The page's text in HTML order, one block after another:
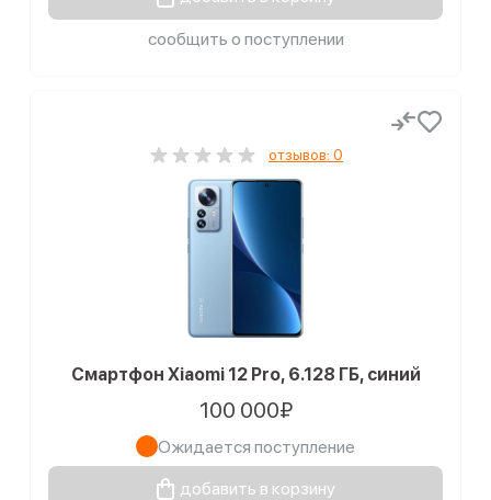
сообщить о поступлении
отзывов: 0
Смартфон Xiaomi 12 Pro, 6.128 ГБ, синий
100 000₽
Ожидается поступление
добавить в корзину